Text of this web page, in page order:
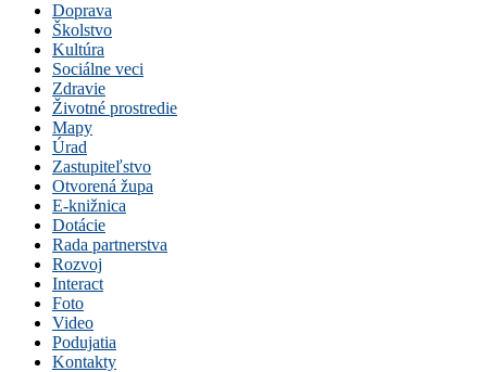
Doprava
Školstvo
Kultúra
Sociálne veci
Zdravie
Životné prostredie
Mapy
Úrad
Zastupiteľstvo
Otvorená župa
E-knižnica
Dotácie
Rada partnerstva
Rozvoj
Interact
Foto
Video
Podujatia
Kontakty